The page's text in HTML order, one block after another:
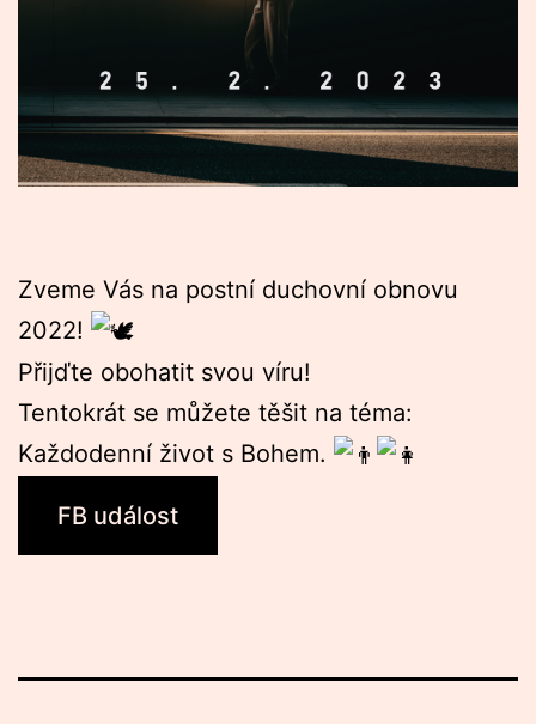
Zveme Vás na postní duchovní obnovu
2022!
Přijďte obohatit svou víru!
Tentokrát se můžete těšit na téma:
Každodenní život s Bohem.
FB událost